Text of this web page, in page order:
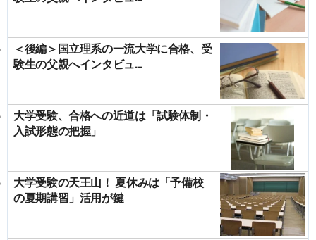
＜後編＞国立理系の一流大学に合格、受
験生の父親へインタビュ...
大学受験、合格への近道は「試験体制・
入試形態の把握」
大学受験の天王山！ 夏休みは「予備校
の夏期講習」活用が鍵